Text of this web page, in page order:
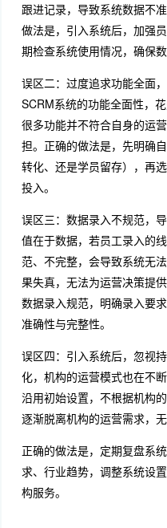
跟进记录，导致系统数据不
做法是，引入系统后，加强
期检查系统使用情况，确保
误区二：过度追求功能全面
SCRM系统的功能全面性，
很多功能并不符合自身的运
担。正确的做法是，先明确
转化、还是学员留存），再
投入。
误区三：数据录入不规范，
值在于数据，若员工录入的
范、不完整，会导致系统无
果失真，无法为运营决策提
数据录入规范，明确录入要
准确性与完整性。
误区四：引入系统后，忽视
化，机构的运营模式也在不
沿用初始设置，不根据机构
逐渐脱离机构的运营需求，无
正确的做法是，定期复盘系
求、行业趋势，调整系统设
构服务。